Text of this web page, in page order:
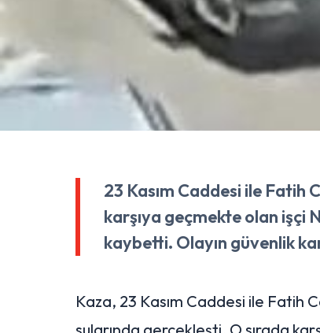
23 Kasım Caddesi ile
karşıya geçmekte olan işçi
kaybetti. Olayın güvenlik
Kaza, 23 Kasım Caddesi ile Fatih